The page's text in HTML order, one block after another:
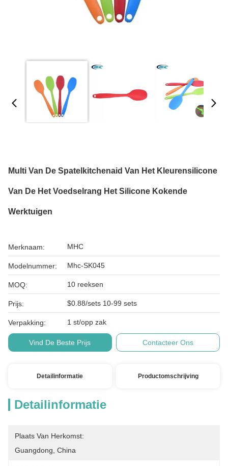
Multi Van De Spatelkitchenaid Van Het Kleurensilicone
Van De Het Voedselrang Het Silicone Kokende
Werktuigen
Merknaam: MHC
Modelnummer: Mhc-SK045
MOQ: 10 reeksen
Prijs: $0.88/sets 10-99 sets
Verpakking: 1 st/opp zak
Vind De Beste Prijs Contacteer Ons
Detailinformatie Productomschrijving
Detailinformatie
Plaats Van Herkomst:
Guangdong, China